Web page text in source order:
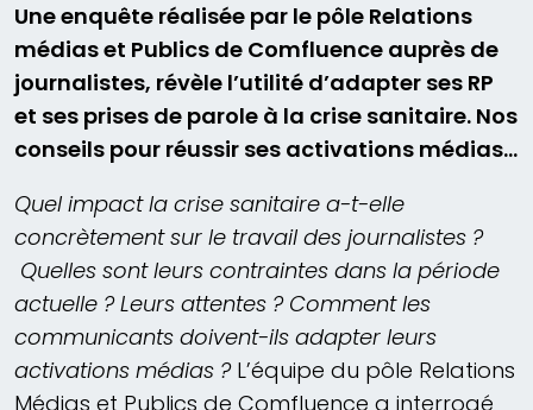
Une enquête réalisée par le pôle Relations
médias et Publics de Comfluence auprès de
journalistes, révèle l’utilité d’adapter ses RP
et ses prises de parole à la crise sanitaire. Nos
conseils pour réussir ses activations médias…
Quel impact la crise sanitaire a-t-elle
concrètement sur le travail des journalistes ?
Quelles sont leurs contraintes dans la période
actuelle ? Leurs attentes ? Comment les
communicants doivent-ils adapter leurs
activations médias ? L’équipe du pôle Relations
Médias et Publics de Comfluence a interrogé